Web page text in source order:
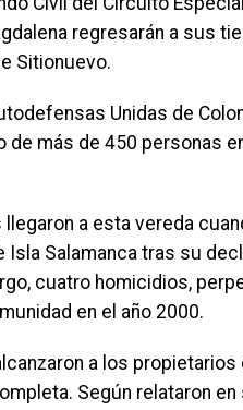
regresarán a sus
Sitionuevo.
Unidas de
más de 450 personas
a esta vereda
Salamanca tras su
cuatro homicidios,
en el año 2000.
a los propietarios
Según relataron